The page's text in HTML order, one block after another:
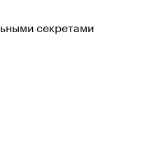
секретами